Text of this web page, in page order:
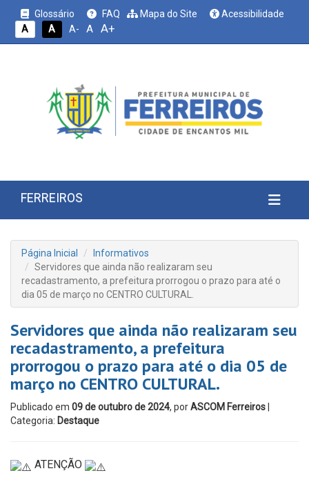
Glossário FAQ Mapa do Site
Acessibilidade
A
A A- A A+
FERREIROS
Página Inicial
Informativos
Servidores que ainda não realizaram seu
recadastramento, a prefeitura prorrogou o prazo para até o
dia 05 de março no CENTRO CULTURAL.
Servidores que ainda não realizaram seu
recadastramento, a prefeitura
prorrogou o prazo para até o dia 05 de
março no CENTRO CULTURAL.
Publicado em 09 de outubro de 2024, porASCOM Ferreiros
Categoria: Destaque
ATENÇÃO